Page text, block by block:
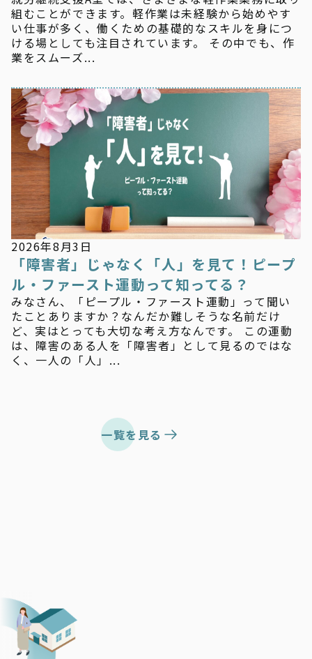
組むことができます。軽作業は未経験から始めやす
い仕事が多く、働くための基礎的なスキルを身につ
ける場としても注目されています。 その中でも、作
業をスムーズ...
新着情報
2026年8月3日
「障害者」じゃなく「人」を見て！ピープ
ル・ファースト運動って知ってる？
みなさん、「ピープル・ファースト運動」って聞い
たことありますか？なんだか難しそうな名前だけ
ど、実はとっても大切な考え方なんです。 この運動
は、障害のある人を「障害者」として見るのではな
く、一人の「人」...
一覧を見る